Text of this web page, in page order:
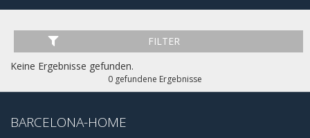
Spaziergang von der Einkaufsstraße Passeig de Gracia
entfernt. Sagrada Familia ist die perfekte Wahl für Reisende,
die Gaudis fantastische Welt genießen wollen und in einem
ruhigen Stadtteil wohnen möchten.
Ebenfalls im Stadtteil La Sagrada Família befindet sich das
Die Placa Universitat ist 10 Min entfernt und die Ramblas 20
Min.
FILTER
Keine Ergebnisse gefunden.
0 gefundene Ergebnisse
BARCELONA-HOME